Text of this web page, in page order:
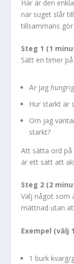
Här är den
när suget slår
tillsammans
Steg 1 (1
Sätt en timer
Är jag
Hur starkt är
Om jag
starkt?
Att sätta ord på
är ett sätt att
Steg 2 (2
Välj något som
mättnad utan
Exempel (välj
1 burk kvarg/